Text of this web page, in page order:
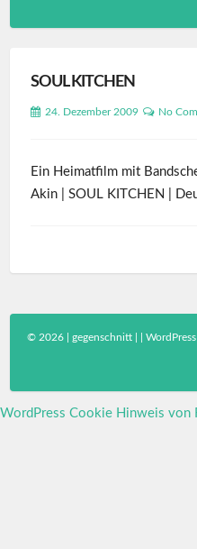
SOUL KITCHEN
24. Dezember 2009 No
Ein Heimatfilm mit
Akin | SOUL KITCHEN |
© 2026 | gegenschnitt |
WordPress Cookie Hinweis von